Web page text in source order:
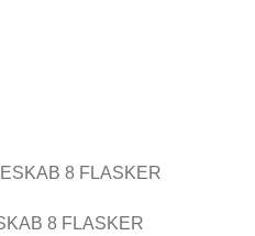
8 FLASKER